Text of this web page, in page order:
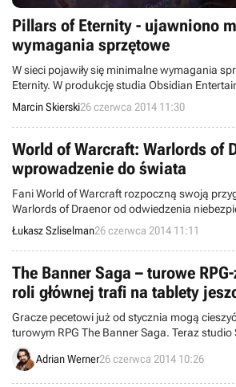
Pillars of Eternity - ujawniono
wymagania sprzętowe
W sieci pojawiły się minimalne wymagania
Eternity. W produkcję studia Obsidian
posiadacze starszych pecetów z
Marcin Skierski26 czerwca 2014 11:30
World of Warcraft: Warlords of
wprowadzenie do świata
Fani World of Warcraft rozpoczną swoją
Warlords of Draenor od odwiedzenia
Tanaan. Studio Blizzard Entertainment
krainy na oficjalnej stronie gry.
Łukasz Szliselman26 czerwca 2014 11:11
The Banner Saga – turowe
roli głównej trafi na tablety
Gracze pecetowi już od stycznia mogą
turowym RPG The Banner Saga. Teraz studio
poinformowało, że jeszcze przed końcem
systemami iOS, Android i Windows.
Adrian Werner26 czerwca 2014 10:26